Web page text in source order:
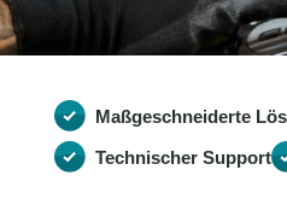
Maßgeschneiderte
Technischer Support